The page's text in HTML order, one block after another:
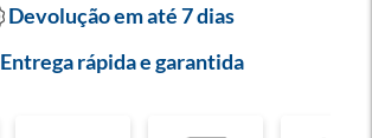
Devolução em até 7 dias
Entrega rápida e garantida